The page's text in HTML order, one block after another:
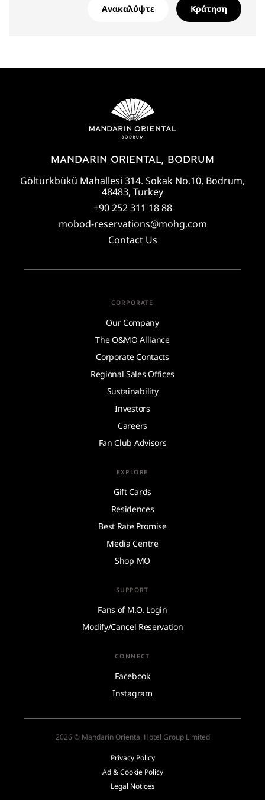
Ανακαλύψτε Κράτηση
MANDARIN ORIENTAL, BODRUM
Göltürkbükü Mahallesi 314. Sokak No.10, Bodrum,
48483, Turkey
+90 252 311 18 88
mobod-reservations@mohg.com
Contact Us
CORPORATE
Our Company
The O&MO Alliance
Corporate Contacts
Regional Sales Offices
Sustainability
Investors
Careers
Fan Club Advisors
EXPLORE
Gift Cards
Residences
Best Rate Promise
Media Centre
Shop MO
SUPPORT
Fans of M.O. Login
Modify/Cancel Reservation
CONNECT
Facebook
Instagram
2026 © Mandarin Oriental Hotel Group Limited
Privacy Policy
Ad & Cookie Policy
Legal Notices